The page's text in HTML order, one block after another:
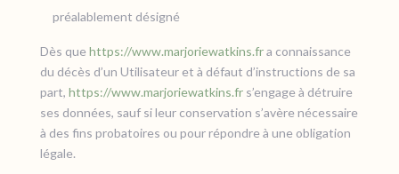
préalablement désigné
Dès que https://www.marjoriewatkins.fra connaissance
du décès d’un Utilisateur et à défaut d’instructions de sa
part, https://www.marjoriewatkins.frs’engage à détruire
ses données, sauf si leur conservation s’avère nécessaire
à des fins probatoires ou pour répondre à une obligation
légale.